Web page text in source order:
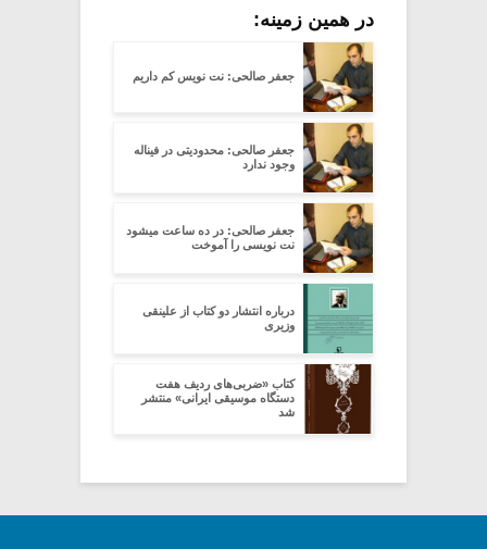
در همین زمینه:
جعفر صالحی: نت نویس کم داریم
جعفر صالحی: محدودیتی در فیناله
وجود ندارد
جعفر صالحی: در ده ساعت میشود
نت نویسی را آموخت
درباره انتشار دو کتاب از علینقی
وزیری
کتاب «ضربی‌های ردیف هفت
دستگاه موسیقی ایرانی» منتشر
شد